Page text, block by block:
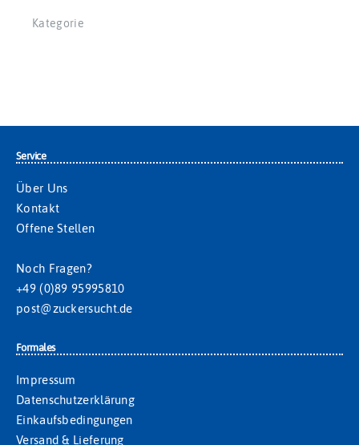
Kategorie
Service
Über Uns
Kontakt
Offene Stellen
Noch Fragen?
+49 (0)89 95995810
post@zuckersucht.de
Formales
Impressum
Datenschutzerklärung
Einkaufsbedingungen
Versand & Lieferung